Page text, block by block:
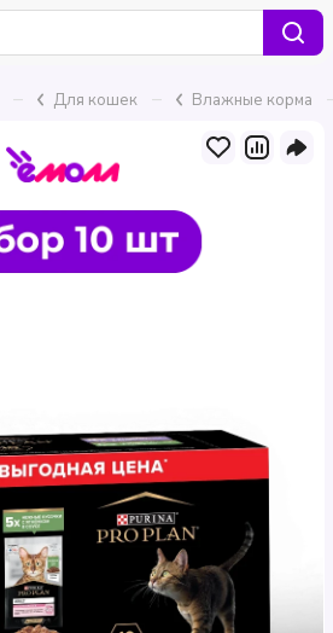
– Для кошек – Влажные корма